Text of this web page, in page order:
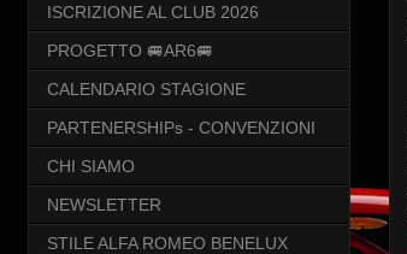
ISCRIZIONE AL CLUB 2026
PROGETTO 🚐AR6🚐
CALENDARIO STAGIONE
PARTENERSHIPs - CONVENZIONI
CHI SIAMO
NEWSLETTER
STILE ALFA ROMEO BENELUX